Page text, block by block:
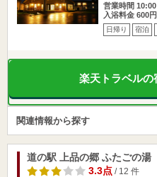
営業時間
入浴料金 600
日帰り 宿泊
楽天トラベルの
関連情報から探す
道の駅 上品の郷 ふたごの湯
3.3点/ 12 件